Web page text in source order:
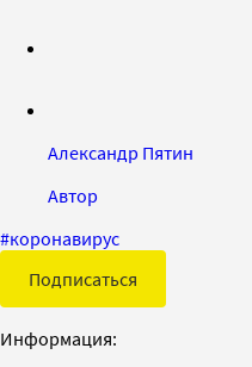
Александр Пятин
Автор
#коронавирус
Подписаться
Информация: